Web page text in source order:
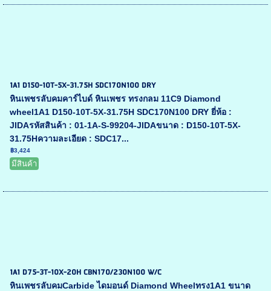
1A1 D150-10T-5X-31.75H SDC170N100 DRY
หินเพชรลับคมคาร์ไบด์ หินเพชร ทรงกลม 11C9 Diamond
wheel1A1 D150-10T-5X-31.75H SDC170N100 DRY ยี่ห้อ :
JIDAรหัสสินค้า : 01-1A-S-99204-JIDAขนาด : D150-10T-5X-
31.75Hความละเอียด : SDC17...
฿3,424
มีสินค้า
1A1 D75-3T-10X-20H CBN170/230N100 W/C
หินเพชรลับคมCarbide ไดมอนด์ Diamond Wheelทรง1A1 ขนาด